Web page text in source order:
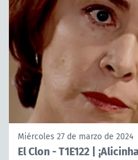
Miércoles 27 de marzo de 2024
El Clon - T1E122 |